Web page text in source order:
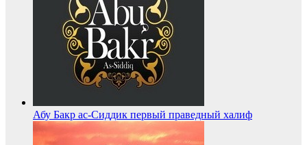
Абу Бакр ас-Сиддик первый праведный халиф